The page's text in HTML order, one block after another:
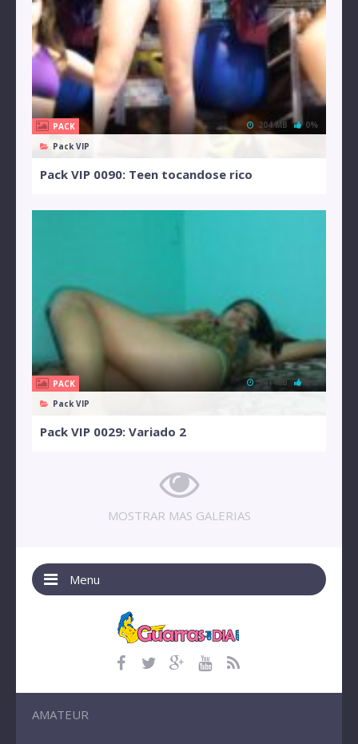
PACK
Pack VIP
204 MB 0%
Pack VIP 0090: Teen tocandose rico
PACK
Pack VIP
141 MB 0%
Pack VIP 0029: Variado 2
MOSTRAR MAS GALERIAS
Menu
AMATEUR